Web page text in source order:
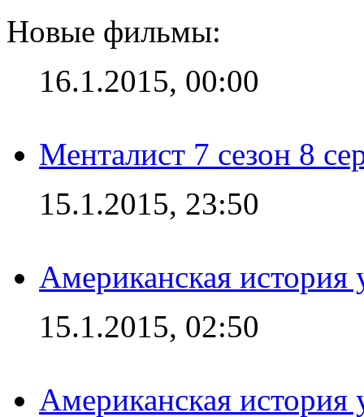
Новые фильмы:
16.1.2015, 00:00
Менталист 7 сезон 8
15.1.2015, 23:50
Американская история
15.1.2015, 02:50
Американская история